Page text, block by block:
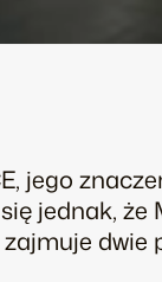
jego
jednak,
dwie